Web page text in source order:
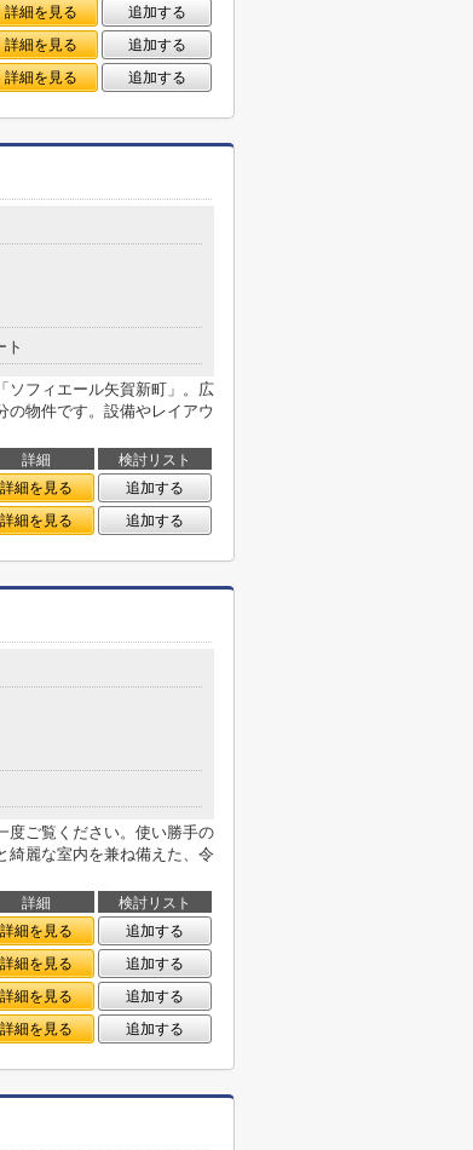
詳細を見る
追加する
詳細を見る
追加する
詳細を見る 追加する
ト
ソフィエール矢賀新町」。広
の物件です。設備やレイアウ
詳細
検討リスト
詳細を見る
追加する
詳細を見る 追加する
度ご覧ください。使い勝手の
綺麗な室内を兼ね備えた、令
詳細
検討リスト
詳細を見る
追加する
詳細を見る
追加する
詳細を見る
追加する
詳細を見る 追加する